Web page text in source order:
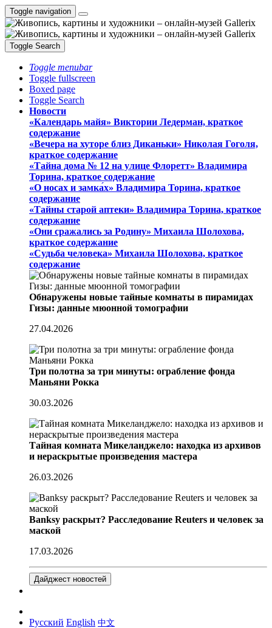
Toggle navigation
Toggle Search
Toggle menubar
Toggle fullscreen
Boxed page
Toggle Search
Новости
«Календарь майя» Виктории Ледерман, краткое
содержание
«Вечера на хуторе близ Диканьки» Николая Гоголя,
краткое содержание
«Тайна дома № 12 на улице Флоретт» Владимира
Торина, краткое содержание
«О носах и замка́х» Владимира Торина, краткое
содержание
«Тайны старой аптеки» Владимира Торина, краткое
содержание
«Они сражались за Родину» Михаила Шолохова,
краткое содержание
«Судьба человека» Михаила Шолохова, краткое
содержание
Обнаружены новые тайные комнаты в пирамидах
Гизы: данные мюонной томографии
27.04.2026
Три полотна за три минуты: ограбление фонда
Маньяни Рокка
30.03.2026
Тайная комната Микеланджело: находка из архивов
и нераскрытые произведения мастера
26.03.2026
Banksy раскрыт? Расследование Reuters и человек за
маской
17.03.2026
Дайджест новостей
Русский English 中文